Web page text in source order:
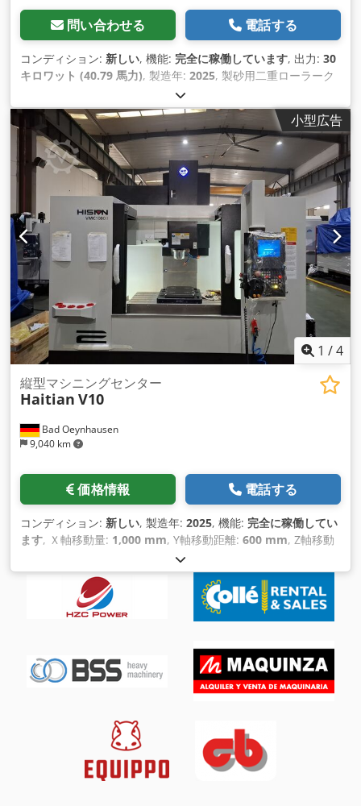
問い合わせる 電話する
コンディション: 新しい, 機能: 完全に稼働しています, 出力: 30
キロワット (40.79 馬力), 製造年: 2025, 製砂用二重ローラーク
ラッシャーは、ローラー製砂機としても知られ、2つのローラ
ーを利用して岩石、石、鉱石などの粗粒材料を粉砕し、よ り細
かい粒子に再形成する処理機です。このタイプの装置は、建設
用骨材、人工砂、およびさまざまな産業で使用されるその他の
材料の製造に一 般的に使用されます。 ここでは、製砂用二重
ローラークラッシャーの主な特徴と側面を紹介します： 1.ダブ
ルローラー設計： - 粉砕機には、材料に圧力をかける2つの平
行な逆回転ローラーがあります。ローラー間のギャップは、粉
砕された粒子のサイズを制御するため に調整することができま
す。 2.破砕メカニズム： - 材料は2つのローラーの間に供給さ
れ、ローラーが回転すると、材料は粉砕ゾーンに引き込まれま
す。ローラーが原料を圧縮・粉砕し、目的の サイズにします。
3.材料の供給と排出： - 材料は通常、クラッシャーの上部に供
給され、ローラーの間で粉砕されます。粉砕された材料は機械
の下部から排出されます。 4.調整可能なギャップ設定： - ロー
ラー間のギャップは調整可能で、粉砕物の最終サイズをコント
ロールできます。この機能は、異なる粒度の原料を生産するた
めに不可欠で す。 5.ローラー表面のデザイン： - ローラーの表
面は、平滑であるか、またはグリップと粉砕作用を高めるため
理さ れる材料の特性によって決まります。 6.高効率： - ダブル
ローラークラッシャーは、材料の粉砕と成形の効率が高いこと
ー粉砕機と 比較して、より一貫性のある制御されたプロセスを
提供します。 7.汎用性： - 硬い岩石、軟らかい岩石、鉱石、そ
の他の骨材など、さまざまな材料に使用できます。特に人工砂
の製造に適しています。 8.粉塵と騒音対策： - 一部のダブルロ
ーラクラッシャは、粉塵の排出を抑制し、運転中の騒音を低減
する機能を備えており、作業環境を改善します。 9.製砂への応
用： - 製砂用ダブルローラークラッシャーは、細骨材や人工砂
の製造によく使用される。建設用およびその他の用途の高品質
砂の生産に使用されます 。 10.メンテナンスと安全性：
定期的なメンテナンスが不可欠です。緊急停止や安全ガードな
どの安全機能は、安全な運転を確保するために 組み込まれるこ
とが多い。 11.モーターと駆動システム： - 強力なモーターと
した効率的な粉砕を行うために不可欠なコンポーネントです。
製砂用ダブルローラークラッシャーの具体的な設計と機能は、
モデルやメーカーによって異なる場合があります。このタイプ
の機器を選択また は使用する場合は、適切な操作とメンテナン
小型広告
1 /4
Bad Oeynhausen
9,040 km
縦型マシニングセンター
Haitian V10
価格情報 電話する
コンディション: 新しい, 製造年: 2025, 機能: 完全に稼働してい
ます, Ｘ軸移動量: 1,000 mm, Y軸移動距離: 600 mm, Z軸移動
36 m/分
早送り:36 m/分, X軸送り速度:15 m/分, Y軸送り速度:15 m/
, Z軸送り速度:15 m/分 2,700 mm, 全長:2,800 mm
3,550 mm, テーブル幅: 600 mm, テーブル長さ:1,200
800 kg（キログラム）, 総重量:7,500
ンドルノーズ:SK40
ドキュメント / マニュアル, 切屑搬
送装置, 回転速度無段階可変,